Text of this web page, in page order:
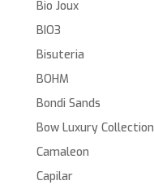
Bio Joux
BIO3
Bisuteria
BOHM
Bondi Sands
Bow Luxury Collection
Camaleon
Capilar